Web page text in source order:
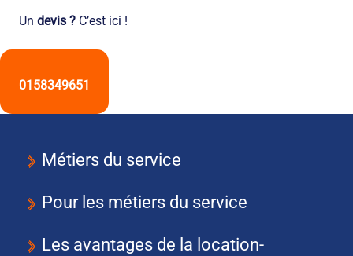
protection
EPI
et
recyclage
Un devis ? C’est ici !
0158349651
Métiers du service
Pour les métiers du service
Les avantages de la location-